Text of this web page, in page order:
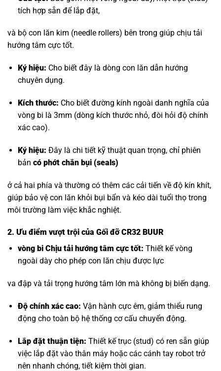
tích hợp sẵn để lắp đặt,
và bộ con lăn kim (needle rollers) bên trong giúp chịu tải
hướng tâm cực tốt.
Ký hiệu: Cho biết đây là dòng con lăn dẫn hướng
chuyên dụng.
Kích thước: Cho biết đường kính ngoài danh nghĩa của
vòng bi là 3mm (dòng kích thước nhỏ, đòi hỏi độ chính
xác cao).
Ký hiệu: Đây là chi tiết kỹ thuật quan trọng, chỉ phiên
bản có phớt chắn bụi (seals)
ở cả hai phía và thường có thêm các cải tiến về độ kín khít,
giúp bảo vệ con lăn khỏi bụi bẩn và kéo dài tuổi thọ trong
môi trường làm việc khắc nghiệt.
2. Ưu điểm vượt trội của Gối đỡ CR32 BUUR
vòng bi Chịu tải hướng tâm cực tốt: Thiết kế vòng
ngoài dày cho phép con lăn chịu được lực
va đập và tải trọng hướng tâm lớn mà không bị biến dạng.
Độ chính xác cao: Vận hành cực êm, giảm thiểu rung
động cho toàn bộ hệ thống cơ cấu chuyển động.
Lắp đặt thuận tiện: Thiết kế trục (stud) có ren sẵn giúp
việc lắp đặt vào thân máy hoặc các cánh tay robot trở
nên nhanh chóng, tiết kiệm thời gian.